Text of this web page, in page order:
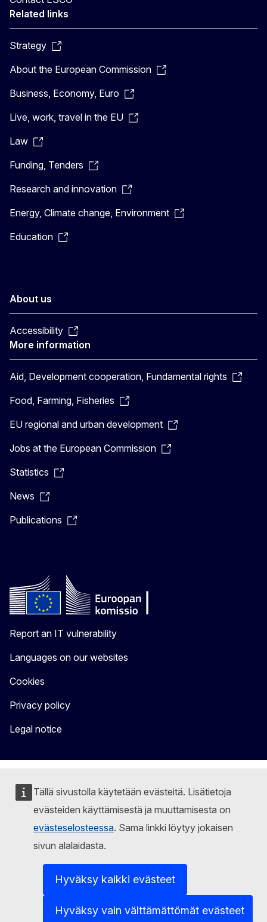
Tällä sivustolla käytetään evästeitä. Lisätietoja
evästeiden käyttämisestä ja muuttamisesta on
evästeselosteessa. Sama linkki löytyy jokaisen
sivun alalaidasta.
Hyväksy kaikki evästeet
Hyväksy vain välttämättömät evästeet
Related links
Strategy
About the European Commission
Business, Economy, Euro
Live, work, travel in the EU
Law
Funding, Tenders
Research and innovation
Energy, Climate change, Environment
Education
About us
Accessibility
More information
Aid, Development cooperation, Fundamental rights
Food, Farming, Fisheries
EU regional and urban development
Jobs at the European Commission
Statistics
News
Publications
Report an IT vulnerability
Languages on our websites
Cookies
Privacy policy
Legal notice